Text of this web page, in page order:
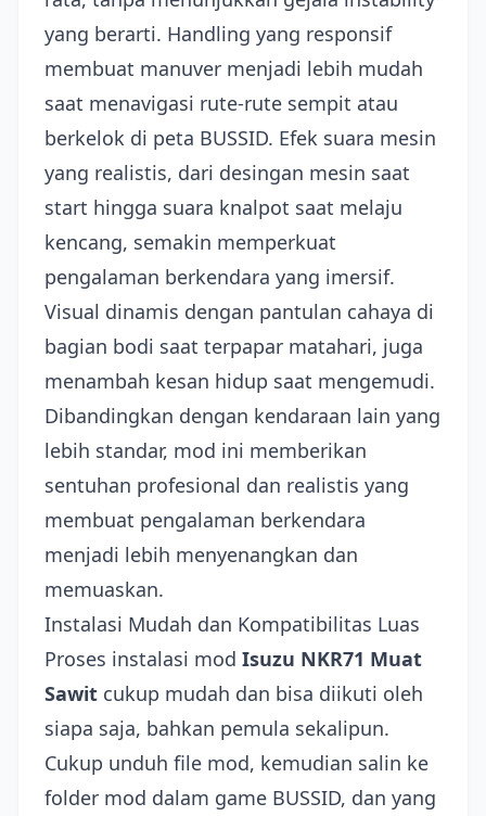
yang berarti. Handling yang responsif
membuat manuver menjadi lebih mudah
saat menavigasi rute-rute sempit atau
berkelok di peta BUSSID. Efek suara mesin
yang realistis, dari desingan mesin saat
start hingga suara knalpot saat melaju
kencang, semakin memperkuat
pengalaman berkendara yang imersif.
Visual dinamis dengan pantulan cahaya di
bagian bodi saat terpapar matahari, juga
menambah kesan hidup saat mengemudi.
Dibandingkan dengan kendaraan lain yang
lebih standar, mod ini memberikan
sentuhan profesional dan realistis yang
membuat pengalaman berkendara
menjadi lebih menyenangkan dan
memuaskan.
Instalasi Mudah dan Kompatibilitas Luas
Proses instalasi mod Isuzu NKR71 Muat
Sawit cukup mudah dan bisa diikuti oleh
siapa saja, bahkan pemula sekalipun.
Cukup unduh file mod, kemudian salin ke
folder mod dalam game BUSSID, dan yang